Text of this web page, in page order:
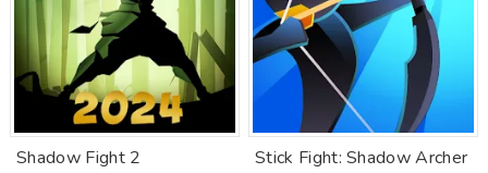
Shadow Fight 2 Stick Fight: Shadow Archer